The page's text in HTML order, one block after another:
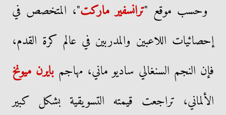
وحسب موقع "ترانسفير ماركت"، المتخصص في
إحصائيات اللاعبين والمدربين في عالم كرة القدم،
فإن النجم السنغالي ساديو ماني، مهاجمبايرن ميونخ
الألماني، تراجعت قيمته التسويقية بشكل كبير